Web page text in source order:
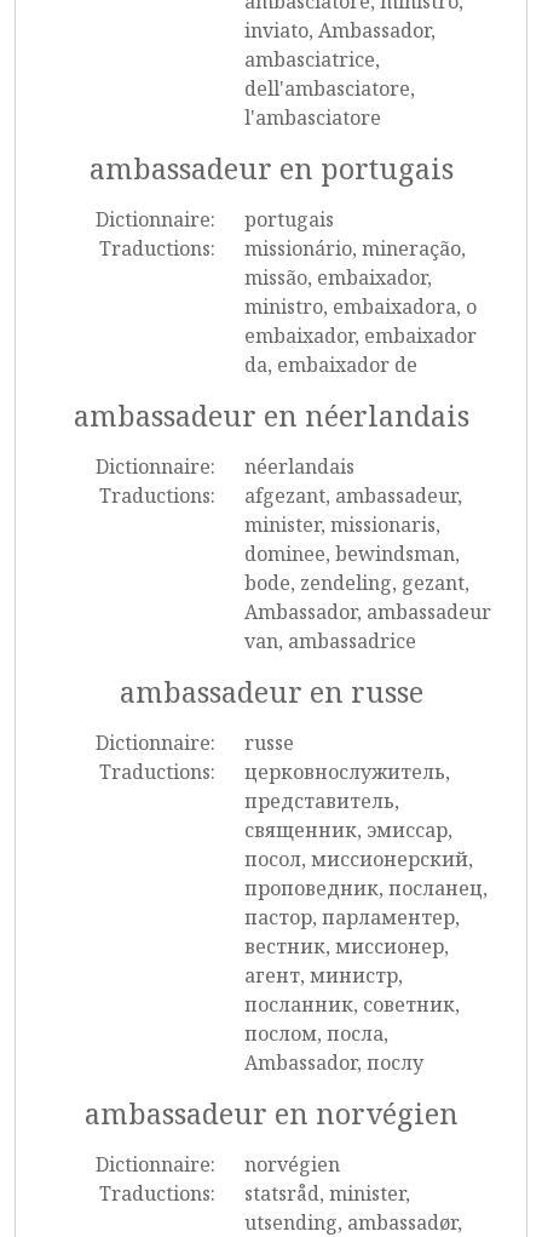
inviato, Ambassador,
ambasciatrice,
dell'ambasciatore,
l'ambasciatore
ambassadeur en portugais
Dictionnaire:
portugais
Traductions:
missionário, mineração,
missão, embaixador,
ministro, embaixadora, o
embaixador, embaixador
da, embaixador de
ambassadeur en néerlandais
Dictionnaire:
néerlandais
Traductions:
afgezant, ambassadeur,
minister, missionaris,
dominee, bewindsman,
bode, zendeling, gezant,
Ambassador, ambassadeur
van, ambassadrice
ambassadeur en russe
Dictionnaire:
russe
Traductions:
церковнослужитель,
представитель,
священник, эмиссар,
посол, миссионерский,
проповедник, посланец,
пастор, парламентер,
вестник, миссионер,
агент, министр,
посланник, советник,
послом, посла,
Ambassador, послу
ambassadeur en norvégien
Dictionnaire:
norvégien
Traductions:
statsråd, minister,
utsending, ambassadør,